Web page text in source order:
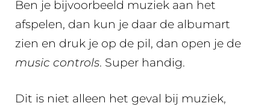
Ben je bijvoorbeeld muziek aan het
afspelen, dan kun je daar de albumart
zien en druk je op de pil, dan open je de
music controls. Super handig.
Dit is niet alleen het geval bij muziek,